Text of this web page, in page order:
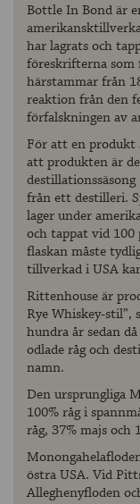
Bottle In Bond är
har lagrats och
föreskrifterna
härstammar från
reaktion från den
förfalskningen av
För att en produkt
att produkten är
från ett destilleri.
lager under
och tappat vid
flaskan måste
tillverkad i USA
Rittenhouse är
Rye Whiskey-
hundra år sedan
odlade råg och
namn.
Den ursprungliga
100% råg i
råg, 37% majs och
östra USA. Vid
Alleghenyfloden